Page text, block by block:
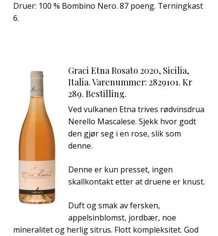
Druer: 100 % Bombino Nero. 87 poeng. Terningkast
6.
Graci Etna Rosato 2020, Sicilia,
Italia. Varenummer: 2829101. Kr
289. Bestilling.
Ved vulkanen Etna trives rødvinsdrua
Nerello Mascalese. Sjekk hvor godt
den gjør seg i en rose, slik som
denne.
Denne er kun presset, ingen
skallkontakt etter at druene er knust.
Duft og smak av fersken,
appelsinblomst, jordbær, noe
mineralitet og herlig sitrus. Flott kompleksitet. God